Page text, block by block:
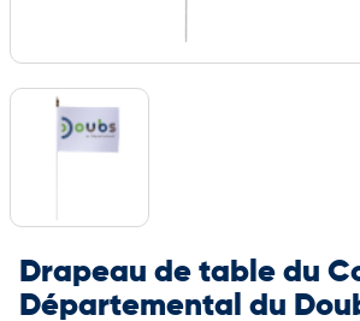
Drapeau de table du
Départemental du